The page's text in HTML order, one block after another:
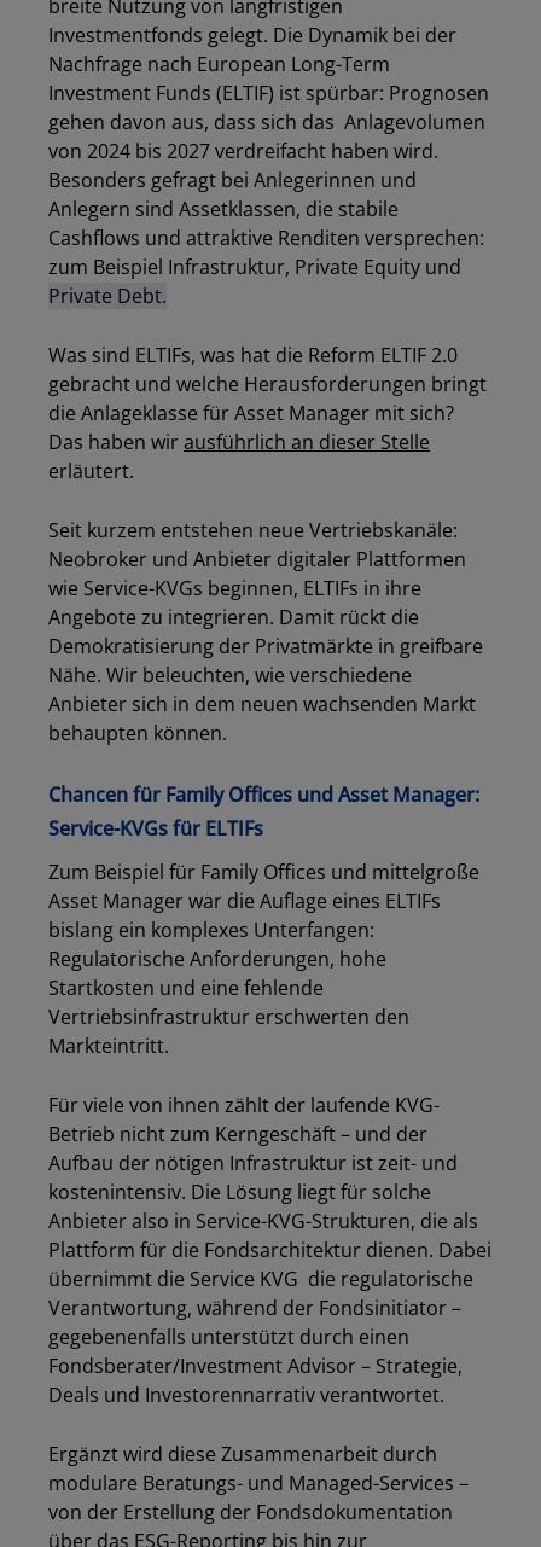
breite Nutzung von langfristigen
Investmentfonds gelegt. Die Dynamik bei der
Nachfrage nach European Long-Term
Investment Funds (ELTIF) ist spürbar: Prognosen
gehen davon aus, dass sich das Anlagevolumen
von 2024 bis 2027 verdreifacht haben wird.
Besonders gefragt bei Anlegerinnen und
Anlegern sind Assetklassen, die stabile
Cashflows und attraktive Renditen versprechen:
zum Beispiel Infrastruktur, Private Equity und
Private Debt.
Was sind ELTIFs, was hat die Reform ELTIF 2.0
gebracht und welche Herausforderungen bringt
die Anlageklasse für Asset Manager mit sich?
Das haben wirausführlich an dieser Stelle
erläutert.
Seit kurzem entstehen neue Vertriebskanäle:
Neobroker und Anbieter digitaler Plattformen
wie Service-KVGs beginnen, ELTIFs in ihre
Angebote zu integrieren. Damit rückt die
Demokratisierung der Privatmärkte in greifbare
Nähe. Wir beleuchten, wie verschiedene
Anbieter sich in dem neuen wachsenden Markt
behaupten können.
Chancen für Family Offices und Asset Manager:
Service-KVGs für ELTIFs
Zum Beispiel für Family Offices und mittelgroße
Asset Manager war die Auflage eines ELTIFs
bislang ein komplexes Unterfangen:
Regulatorische Anforderungen, hohe
Startkosten und eine fehlende
Vertriebsinfrastruktur erschwerten den
Markteintritt.
Für viele von ihnen zählt der laufende KVG-
Betrieb nicht zum Kerngeschäft – und der
Aufbau der nötigen Infrastruktur ist zeit- und
kostenintensiv. Die Lösung liegt für solche
Anbieter also in Service-KVG-Strukturen, die als
Plattform für die Fondsarchitektur dienen. Dabei
übernimmt die Service KVG die regulatorische
Verantwortung, während der Fondsinitiator –
gegebenenfalls unterstützt durch einen
Fondsberater/Investment Advisor – Strategie,
Deals und Investorennarrativ verantwortet.
Ergänzt wird diese Zusammenarbeit durch
modulare Beratungs- und Managed-Services –
von der Erstellung der Fondsdokumentation
über das ESG-Reporting bis hin zur